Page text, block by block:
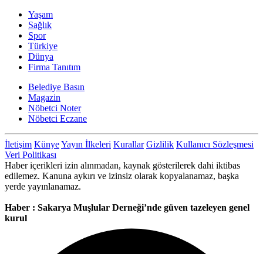
Yaşam
Sağlık
Spor
Türkiye
Dünya
Firma Tanıtım
Belediye Basın
Magazin
Nöbetci Noter
Nöbetci Eczane
İletişim KünyeYayın İlkeleri Kurallar Gizlilik Kullanıcı Sözleşmesi
Veri Politikası
Haber içerikleri izin alınmadan, kaynak gösterilerek dahi iktibas
edilemez. Kanuna aykırı ve izinsiz olarak kopyalanamaz, başka
yerde yayınlanamaz.
Haber : Sakarya Muşlular Derneği’nde güven tazeleyen genel
kurul